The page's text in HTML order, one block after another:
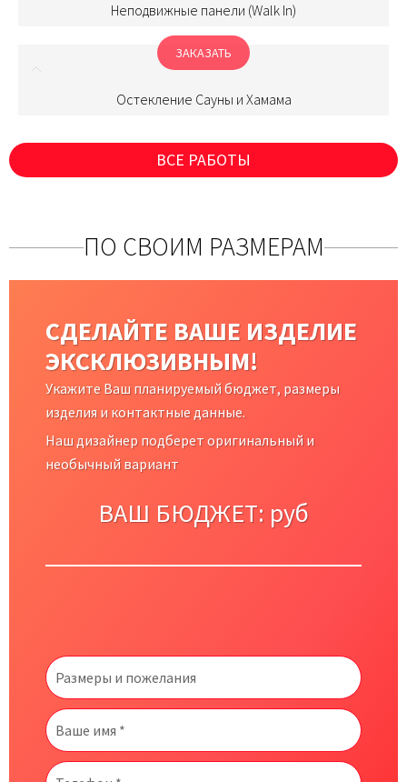
Неподвижные панели (Walk In)
Остекление Сауны и Хамама
ЗАКАЗАТЬ
ВСЕ РАБОТЫ
ПО СВОИМ РАЗМЕРАМ
СДЕЛАЙТЕ ВАШЕ ИЗДЕЛИЕ
ЭКСКЛЮЗИВНЫМ!
Укажите Ваш планируемый бюджет, размеры
изделия и контактные данные.
Наш дизайнер подберет оригинальный и
необычный вариант
ВАШ БЮДЖЕТ: руб